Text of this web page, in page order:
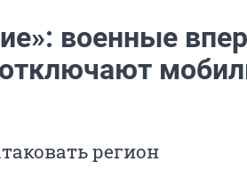
военные
регион